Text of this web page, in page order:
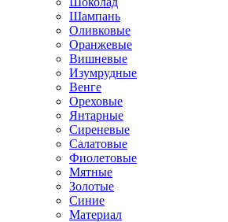
Шампань
Оливковые
Оранжевые
Вишневые
Изумрудные
Венге
Ореховые
Янтарные
Сиреневые
Салатовые
Фиолетовые
Мятные
Золотые
Синие
Материал